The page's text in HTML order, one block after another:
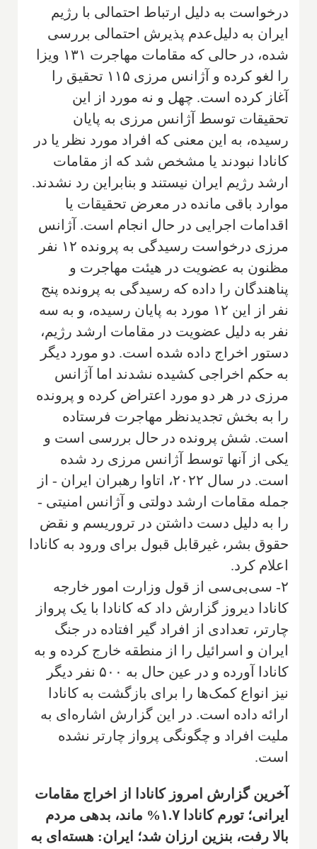
درخواست به دلیل ارتباط احتمالی با رژیم
ایران به دلیل‌عدم پذیرش احتمالی بررسی
شده، در حالی که مقامات مهاجرت ۱۳۱ ویزا
را لغو کرده و آژانس مرزی ۱۱۵ تحقیق را
آغاز کرده است. چهل و نه مورد از این
تحقیقات توسط آژانس مرزی به پایان
رسیده، به این معنی که افراد مورد نظر یا در
کانادا نبودند یا مشخص شد که از مقامات
ارشد رژیم ایران نیستند و بنابراین رد نشدند.
موارد باقی مانده در معرض تحقیقات یا
اقدامات اجرایی در حال انجام است. آژانس
مرزی درخواست رسیدگی به پرونده ۱۲ نفر
مظنون به عضویت در هیئت مهاجرت و
پناهندگان را داده که رسیدگی به پرونده پنج
نفر از این ۱۲ مورد به پایان رسیده، و به سه
نفر به دلیل عضویت در مقامات ارشد رژیم،
دستور اخراج داده شده است. دو مورد دیگر
به حکم اخراجی کشیده نشدند اما آژانس
مرزی در هر دو مورد اعتراض کرده و پرونده
را به بخش تجدیدنظر مهاجرت فرستاده
است. شش پرونده در حال بررسی است و
یکی از آنها توسط آژانس مرزی رد شده
است. در سال ۲۰۲۲، اتاوا رهبران ایران - از
جمله مقامات ارشد دولتی و آژانس امنیتی -
را به دلیل دست داشتن در تروریسم و نقض
حقوق بشر، غیرقابل قبول برای ورود به کانادا
اعلام کرد.
۲- سی‌بی‌سی از قول وزارت امور خارجه
کانادا دیروز گزارش داد که کانادا با یک پرواز
چارتر، تعدادی از افراد گیر افتاده در جنگ
ایران و اسرائیل را از منطقه خارج کرده و به
کانادا آورده و در عین حال به ۵۰۰ نفر دیگر
نیز انواع کمک‌ها را برای بازگشت به کانادا
ارائه داده است. در این گزارش اشاره‌ای به
ملیت افراد و چگونگی پرواز چارتر نشده
است.
آخرین گزارش امروز کانادا از اخراج مقامات
ایرانی؛ تورم کانادا ۱.۷% ماند، بدهی مردم
بالا رفت، بنزین ارزان شد؛ ایران: هسته‌ای به